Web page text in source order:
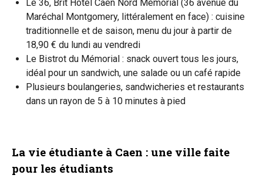
Le 36, Brit Hôtel Caen Nord Mémorial (36 avenue du
Maréchal Montgomery, littéralement en face) : cuisine
traditionnelle et de saison, menu du jour à partir de
18,90 € du lundi au vendredi
Le Bistrot du Mémorial : snack ouvert tous les jours,
idéal pour un sandwich, une salade ou un café rapide
Plusieurs boulangeries, sandwicheries et restaurants
dans un rayon de 5 à 10 minutes à pied
La vie étudiante à Caen : une ville faite
pour les étudiants